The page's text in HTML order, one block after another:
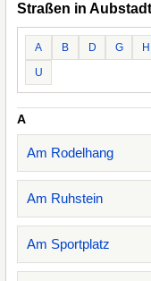
Straßen in Aubstadt
A B D G H
U
A
Am Rodelhang
Am Ruhstein
Am Sportplatz